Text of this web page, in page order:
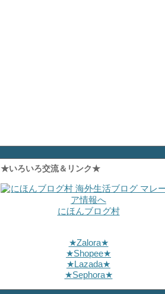
★いろいろ交流＆リンク★
にほんブログ村
★Zalora★
★Shopee★
★Lazada★
★Sephora★